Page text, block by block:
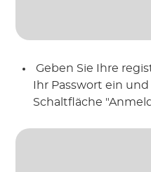
Geben Sie Ihre registrierte E-Mail-Adresse und
Ihr Passwort ein
Schaltfläche